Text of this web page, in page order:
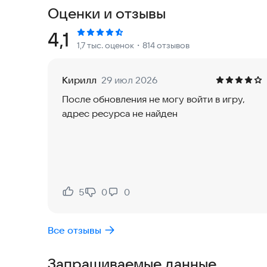
Красивая картинка
Высокое качество изображения Duanyou,
Летайте вместе с драконом, сражайтесь с
легендарным небесным воином!
Масштабные битвы, дуэли между гильдиями и
определить результат. Только победив
на поле боя и бороться за славу и гегемонию!
Выполняя важные миссии, игроки могут
Оценки и отзывы
Рейтинг:
4,1 1,7 тыс. оценок ・814 отзывов
Кирилл 29 июл 2026
После обновления не могу войти в игру,
адрес ресурса не найден
Нравится:
5
Не нравится:
0 0
Все отзывы